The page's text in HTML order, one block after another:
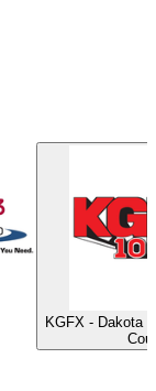
KGFX - Dakota